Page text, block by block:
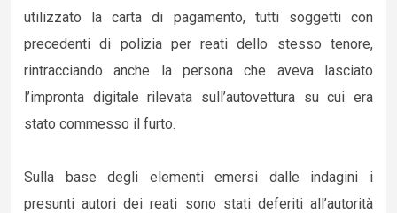
utilizzato la carta di pagamento, tutti soggetti con
precedenti di polizia per reati dello stesso tenore,
rintracciando anche la persona che aveva lasciato
l’impronta digitale rilevata sull’autovettura su cui era
stato commesso il furto.
Sulla base degli elementi emersi dalle indagini i
presunti autori dei reati sono stati deferiti all’autorità